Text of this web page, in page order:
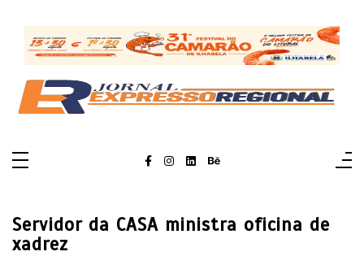
conteúdo
Servidor da CASA ministra oficina de
xadrez